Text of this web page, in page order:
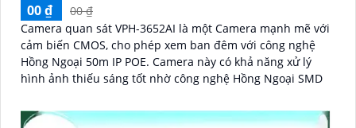
00 ₫
00 ₫
Camera quan sát VPH-3652AI là một Camera mạnh mẽ với
cảm biến CMOS, cho phép xem ban đêm với công nghệ
Hồng Ngoại 50m IP POE. Camera này có khả năng xử lý
hình ảnh thiếu sáng tốt nhờ công nghệ Hồng Ngoại SMD